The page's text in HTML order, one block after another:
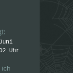
Uhr
ich